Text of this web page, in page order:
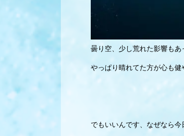
曇り空、少し荒れた影響もあ
やっぱり晴れてた方が心も健
でもいいんです、なぜなら今